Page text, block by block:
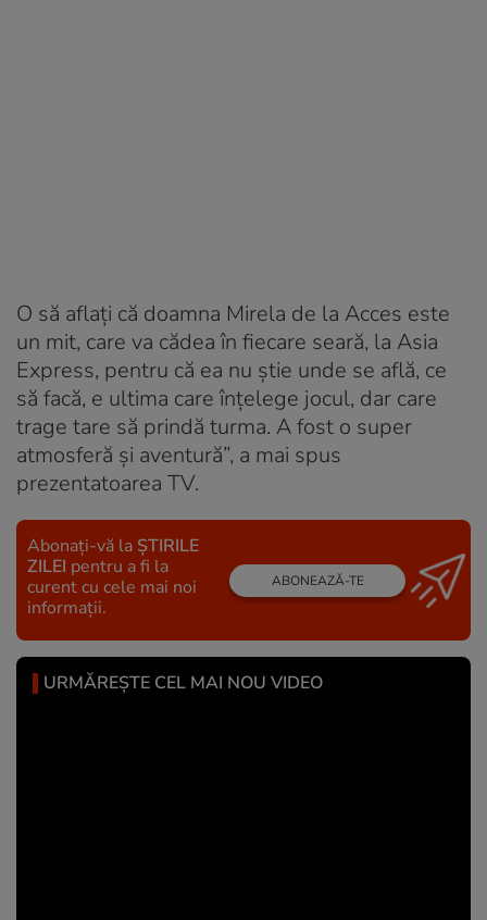
O să aflați că doamna Mirela de la Acces este
un mit, care va cădea în fiecare seară, la Asia
Express, pentru că ea nu știe unde se află, ce
să facă, e ultima care înțelege jocul, dar care
trage tare să prindă turma. A fost o super
atmosferă și aventură”, a mai spus
prezentatoarea TV.
Abonați-vă la ȘTIRILE
ZILEI pentru a fi la
curent cu cele mai noi
informații.
ABONEAZĂ-TE
URMĂREȘTE CEL MAI NOU VIDEO